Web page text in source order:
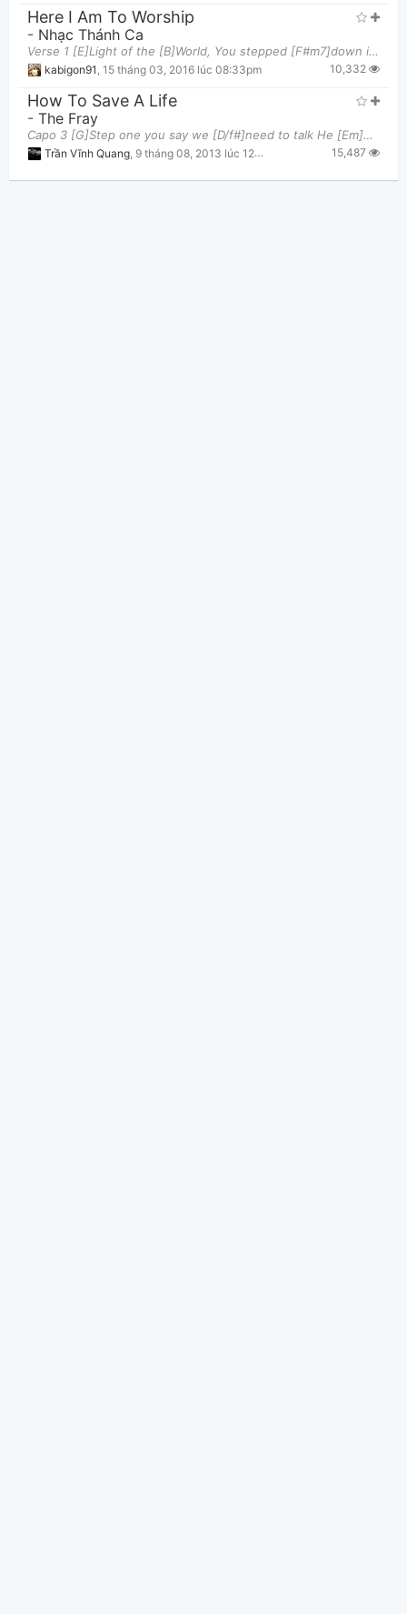
Here I Am To Worship
- Nhạc Thánh Ca
Verse 1 [E]Light of the [B]World, You stepped [F#m7]down into darkness, [E]opened my [B]eyes, let me
kabigon91 15 tháng 03, 2016 lúc 08:33pm 10,332
How To Save A Life
- The Fray
Capo 3 [G]Step one you say we [D/f#]need to talk He [Em]walks you say [D]sit down [D/f#]it’s [G]j
Trần Vĩnh Quang 9 tháng 08, 2013 lúc 12:23pm 15,487